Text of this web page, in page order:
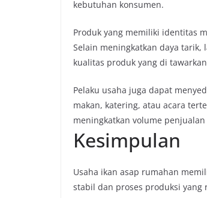
kebutuhan konsumen.
Produk yang memiliki identitas
Selain meningkatkan daya
kualitas produk yang di
Pelaku usaha juga dapat
makan, katering, atau acara
meningkatkan volume
Kesimpulan
Usaha ikan asap rumahan
stabil dan proses produksi